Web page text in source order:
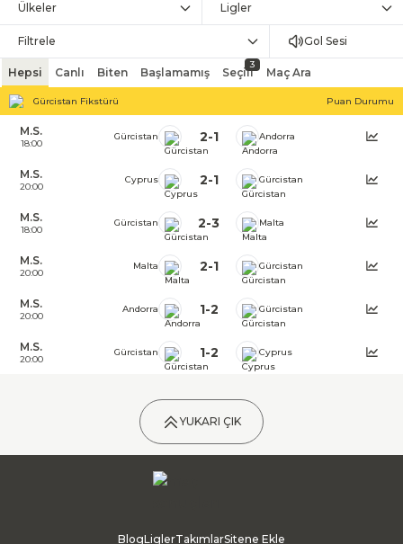
Ülkeler Ligler
Filtrele Gol Sesi
Hepsi Canlı Biten Başlamamış Seçili
3
Maç Ara
Gürcistan Fikstürü Puan Durumu
M.S.
18:00
Gürcistan 2-1 Andorra
M.S.
20:00
Cyprus 2-1 Gürcistan
M.S.
18:00
Gürcistan 2-3 Malta
M.S.
20:00
Malta 2-1 Gürcistan
M.S.
20:00
Andorra 1-2 Gürcistan
M.S.
20:00
Gürcistan 1-2 Cyprus
YUKARI ÇIK
BlogLiglerTakımlarSitene Ekle